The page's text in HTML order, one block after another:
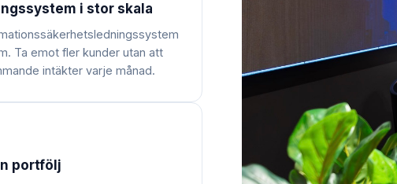
i stor skala
Ta emot fler kunder utan att
intäkter varje månad.
portfölj